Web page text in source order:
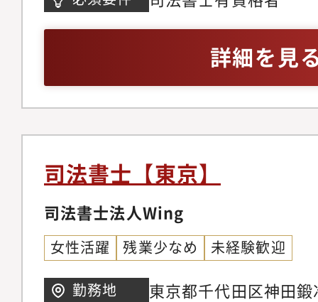
り入れる風通しの良
内に様々な士業があ
め、総合的な提案力
詳細を見
司法書士【東京】
司法書士法人Wing
女性活躍 残業少なめ 未経験歓迎
勤務地
東京都千代田区神田